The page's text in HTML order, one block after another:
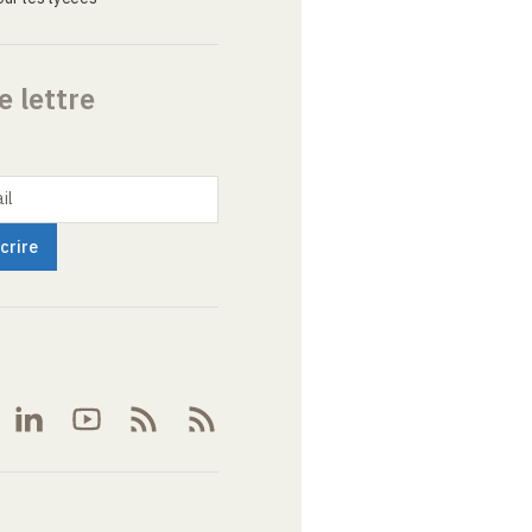
lettre